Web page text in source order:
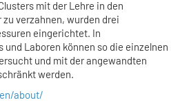
mit der Lehre in den
verzahnen, wurden drei
eingerichtet. In
Laboren können so die einzelnen
und mit der angewandten
werden.
about/